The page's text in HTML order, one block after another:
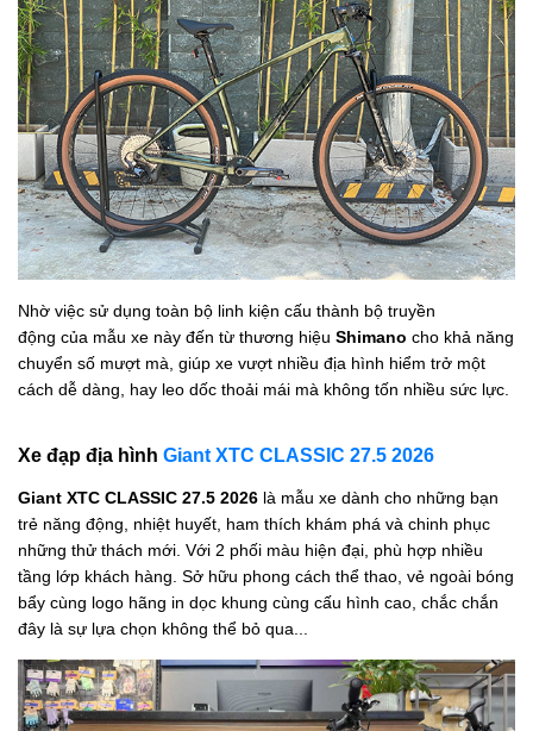
Nhờ việc sử dụng toàn bộ linh kiện cấu thành bộ truyền
động của mẫu xe này đến từ thương hiệu Shimano cho khả năng
chuyển số mượt mà, giúp xe vượt nhiều địa hình hiểm trở một
cách dễ dàng, hay leo dốc thoải mái mà không tốn nhiều sức lực.
Xe đạp địa hình Giant XTC CLASSIC 27.5 2026
Giant XTC CLASSIC 27.5 2026 là mẫu xe dành cho những bạn
trẻ năng động, nhiệt huyết, ham thích khám phá và chinh phục
những thử thách mới. Với 2 phối màu hiện đại, phù hợp nhiều
tầng lớp khách hàng. Sở hữu phong cách thể thao, vẻ ngoài bóng
bẩy cùng logo hãng in dọc khung cùng cấu hình cao, chắc chắn
đây là sự lựa chọn không thể bỏ qua...